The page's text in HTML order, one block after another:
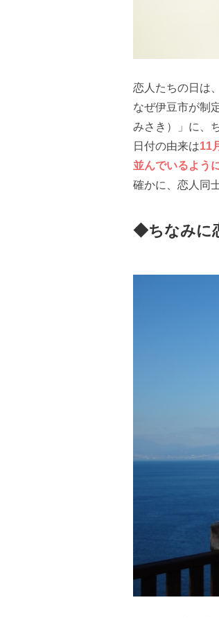
恋人たちの日は、
なぜ伊豆市が制
みさき）」に、
日付の由来は11
並んでいるよう
確かに、恋人同
◆ちなみに